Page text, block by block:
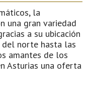
la
una gran variedad
a su ubicación
norte hasta las
amantes de los
Asturias una oferta